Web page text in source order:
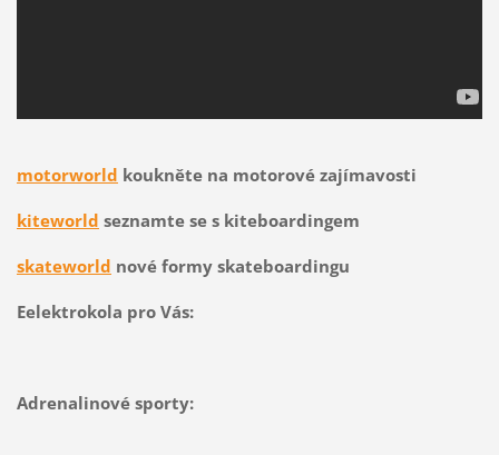
motorworld koukněte na motorové zajímavosti
kiteworld seznamte se s kiteboardingem
skateworld nové formy skateboardingu
Eelektrokola pro Vás:
Adrenalinové sporty: